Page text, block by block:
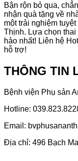
Bận rộn bỏ qua,
nhận quà tặng về
một trải nghiệm
Thịnh. Lựa chọn
hảo nhất! Liên hệ
hỗ trợ!
THÔNG TIN
Bệnh viện Phụ sản
Hotline:
Email:
Địa chỉ: 496 Bạch